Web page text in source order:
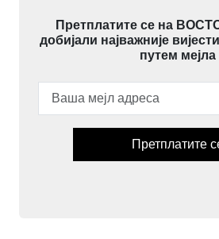
Претплатите се на
добијали најважније
путем мејла
Претплатите